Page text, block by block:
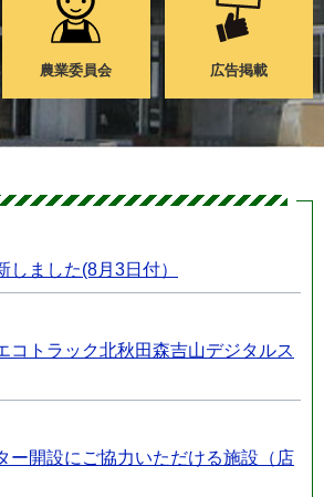
農業委員会 広告掲載
しました(8月3日付）
コトラック北秋田森吉山デジタルス
ー開設にご協力いただける施設（店